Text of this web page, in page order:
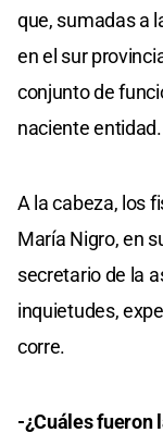
que, sumadas a
en el sur
conjunto de
naciente entidad.
A la cabeza, los
María Nigro, en
secretario de la
inquietudes,
corre.
-¿Cuáles fueron